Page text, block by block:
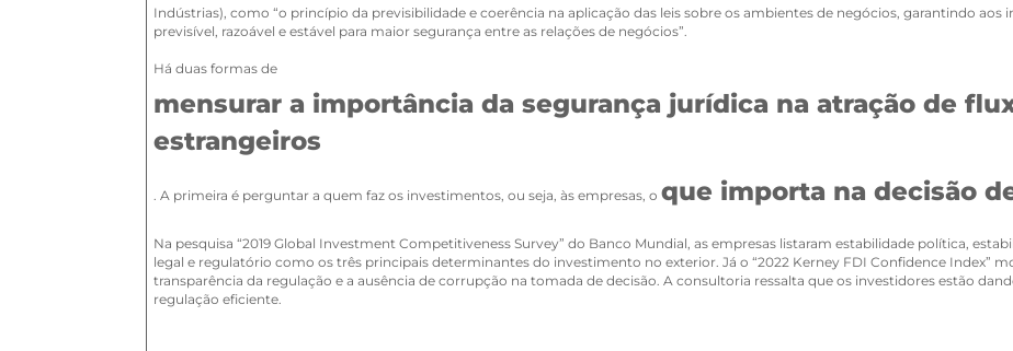
Indústrias), como “o princípio da previsibilidade e coerência na aplicação das leis sobre os ambientes de negócios, garantindo aos
previsível, razoável e estável para maior segurança entre as relações de negócios”.
Há duas formas de
mensurar a importância da segurança jurídica na atração de
estrangeiros
. A primeira é perguntar a quem faz os investimentos, ou seja, às empresas, oque importa na decisão
Na pesquisa “2019 Global Investment Competitiveness Survey” do Banco Mundial, as empresas listaram estabilidade política,
legal e regulatório como os três principais determinantes do investimento no exterior. Já o “2022 Kerney FDI Confidence Index”
transparência da regulação e a ausência de corrupção na tomada de decisão. A consultoria ressalta que os investidores estão
regulação eficiente.